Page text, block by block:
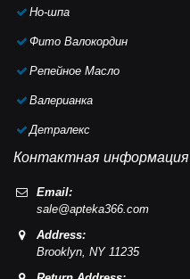
Но-шпа
Фито Валокордин
Репейное Масло
Валерианка
Детралекс
Контактная информация
Email:
sale@apteka366.com
Address:
Brooklyn,NY 11235